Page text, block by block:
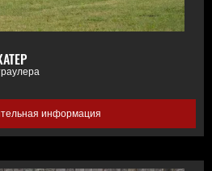
информация